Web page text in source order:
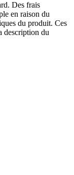
Des frais
en raison du
du produit. Ces
description du